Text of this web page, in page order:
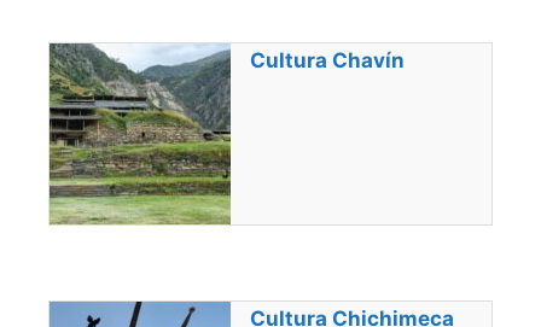
Cultura Chavín
Cultura Chichimeca